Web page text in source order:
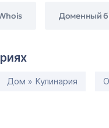
Доменный
Дом » Кулинария